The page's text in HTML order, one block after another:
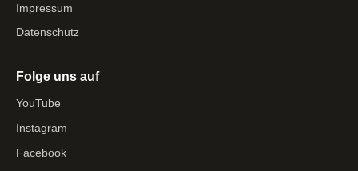
Impressum
Datenschutz
Folge uns auf
YouTube
Instagram
Facebook